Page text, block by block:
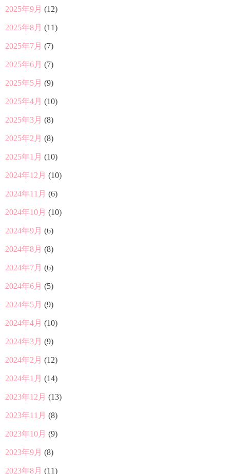
2025年9月 (12)
2025年8月 (11)
2025年7月 (7)
2025年6月 (7)
2025年5月 (9)
2025年4月 (10)
2025年3月 (8)
2025年2月 (8)
2025年1月 (10)
2024年12月 (10)
2024年11月 (6)
2024年10月 (10)
2024年9月 (6)
2024年8月 (8)
2024年7月 (6)
2024年6月 (5)
2024年5月 (9)
2024年4月 (10)
2024年3月 (9)
2024年2月 (12)
2024年1月 (14)
2023年12月 (13)
2023年11月 (8)
2023年10月 (9)
2023年9月 (8)
2023年8月 (11)